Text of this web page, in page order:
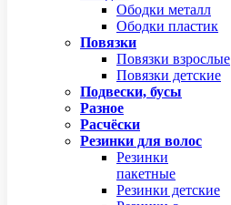
Ободки металл
Ободки пластик
Повязки
Повязки взрослые
Повязки детские
Подвески, бусы
Разное
Расчёски
Резинки для волос
Резинки
пакетные
Резинки детские